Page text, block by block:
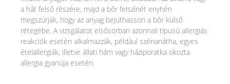
a hát felső részére, majd a bőr felszínét enyhén
megszúrják, hogy az anyag bejuthasson a bőr külső
rétegébe. A vizsgálatot elsősorban azonnali típusú allergiás
reakciók esetén alkalmazzák, például szénanátha, egyes
ételallergiák, illetve állati hám vagy háziporatka okozta
allergia gyanúja esetén.